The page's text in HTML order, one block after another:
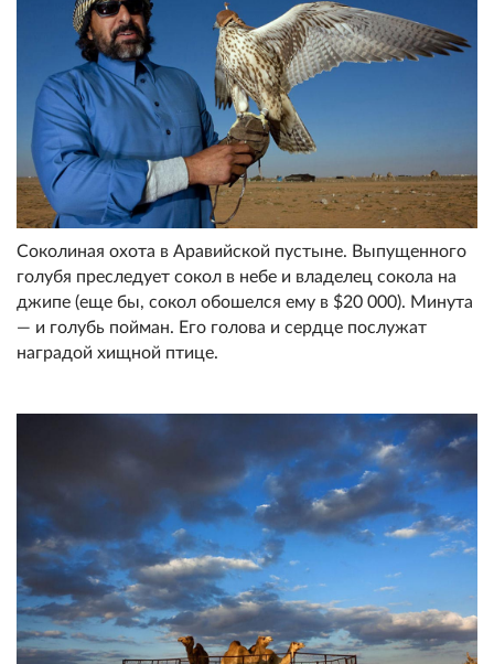
Соколиная охота в Аравийской пустыне. Выпущенного
голубя преследует сокол в небе и владелец сокола на
джипе (еще бы, сокол обошелся ему в $20 000). Минута
— и голубь пойман. Его голова и сердце послужат
наградой хищной птице.